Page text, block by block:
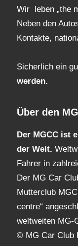
Wir leben „the
Neben den
Kontakte,
Sicherlich ein
werden.
Über den
Der MGCC ist
der Welt.
Fahrer in
Der MG Car
Mutterclub
centre“
weltweiten MG-
© MG Car Club